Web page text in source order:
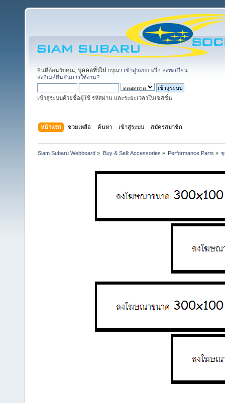
ยินดีต้อนรับคุณ, บุคคลทั่วไป กรุณา เข้าสู่ระบบ หรือ ลงทะเบียน
ส่งอีเมล์ยืนยันการใช้งาน?
เข้าสู่ระบบด้วยชื่อผู้ใช้ รหัสผ่าน และระยะเวลาในเซสชั่น
หน้าแรก ช่วยเหลือ ค้นหา เข้าสู่ระบบ สมัครสมาชิก
Siam Subaru Webboard » Buy & Sell: Accessories » Performance Parts »